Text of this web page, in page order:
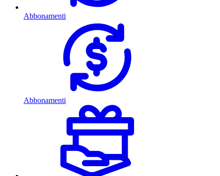
Abbonamenti
Abbonamenti